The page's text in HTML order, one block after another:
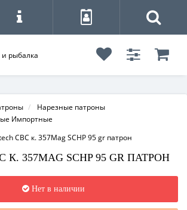
Нарезные патроны
Импортные
К. 357MAG SCHP 95 GR ПАТРОН
Нет в наличии